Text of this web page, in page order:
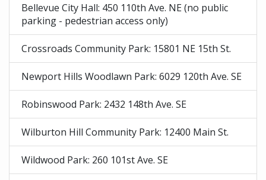
Bellevue City Hall: 450 110th Ave. NE (no public
parking - pedestrian access only)
Crossroads Community Park: 15801 NE 15th St.
Newport Hills Woodlawn Park: 6029 120th Ave. SE
Robinswood Park: 2432 148th Ave. SE
Wilburton Hill Community Park: 12400 Main St.
Wildwood Park: 260 101st Ave. SE